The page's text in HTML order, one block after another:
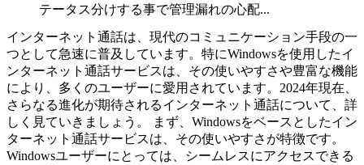
インターネット通話は、現代のコミュニケーション手段の一
つとして急速に普及しています。特にWindowsを使用したイ
ンターネット通話サービスは、その使いやすさや豊富な機能
により、多くのユーザーに愛用されています。2024年現在、
さらなる進化が期待されるインターネット通話について、詳
しく見ていきましょう。 まず、Windowsをベースとしたイン
ターネット通話サービスは、その使いやすさが特徴です。
Windowsユーザーにとっては、シームレスにアクセスできる
テータス分けする事で管理漏れの心配...